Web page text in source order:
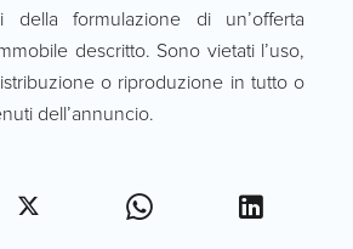
della formulazione di un’offerta
descritto. Sono vietati l’uso,
o riproduzione in tutto o
dell’annuncio.